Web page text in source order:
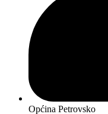
Općina Petrovsko